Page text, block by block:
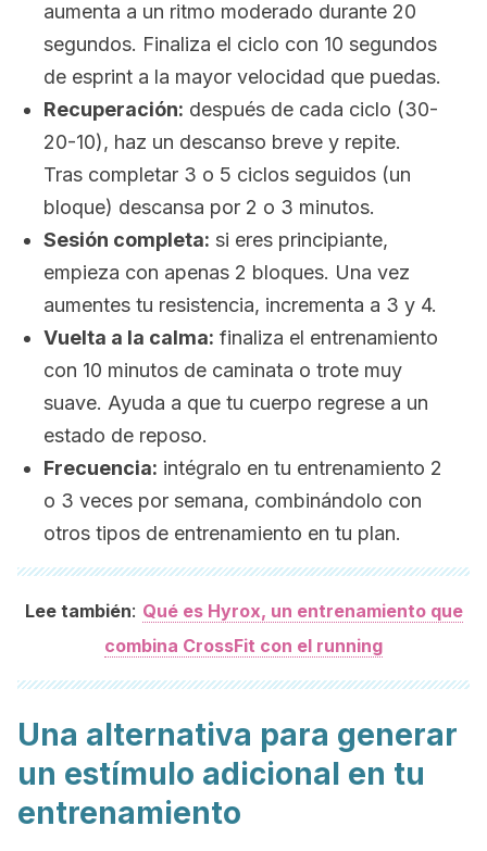
aumenta a un ritmo moderado durante 20
segundos. Finaliza el ciclo con 10 segundos
de esprint a la mayor velocidad que puedas.
Recuperación: después de cada ciclo (30-
20-10), haz un descanso breve y repite.
Tras completar 3 o 5 ciclos seguidos (un
bloque) descansa por 2 o 3 minutos.
Sesión completa: si eres principiante,
empieza con apenas 2 bloques. Una vez
aumentes tu resistencia, incrementa a 3 y 4.
Vuelta a la calma: finaliza el entrenamiento
con 10 minutos de caminata o trote muy
suave. Ayuda a que tu cuerpo regrese a un
estado de reposo.
Frecuencia: intégralo en tu entrenamiento 2
o 3 veces por semana, combinándolo con
otros tipos de entrenamiento en tu plan.
Lee también: Qué es Hyrox, un entrenamiento que
combina CrossFit con el running
Una alternativa para generar
un estímulo adicional en tu
entrenamiento